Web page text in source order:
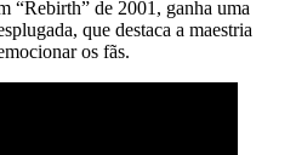
“Rebirth” de 2001, ganha uma
que destaca a maestria
os fãs.